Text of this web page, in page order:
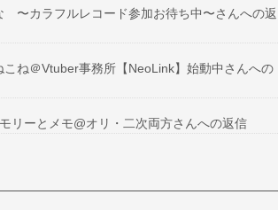
〜カラフルレコード参加お待ち中〜さんへの返
こね＠Vtuber事務所【NeoLink】始動中さんへの
リーとメモ@オリ・二次両方さんへの返信